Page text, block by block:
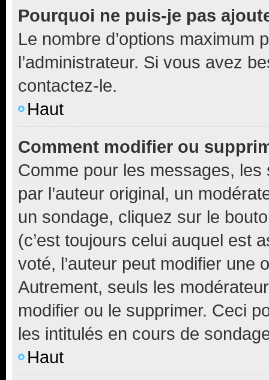
Pourquoi ne puis-je pas
Le nombre d’options maximum
l’administrateur. Si vous avez
contactez-le.
Haut
Comment modifier ou
Comme pour les messages,
par l’auteur original, un
un sondage, cliquez sur le
(c’est toujours celui auquel est
voté, l’auteur peut modifier une
Autrement, seuls les
modifier ou le supprimer. Ceci
les intitulés en cours de
Haut